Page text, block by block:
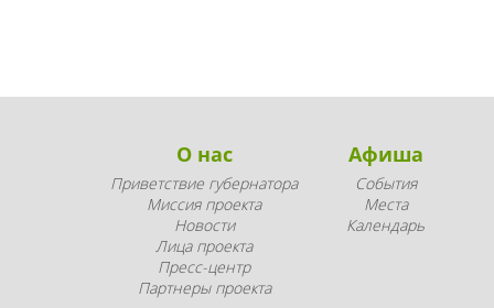
О нас
Приветствие губернатора
Миссия проекта
Новости
Лица проекта
Пресс-центр
Партнеры проекта
Афиша
События
Места
Календарь